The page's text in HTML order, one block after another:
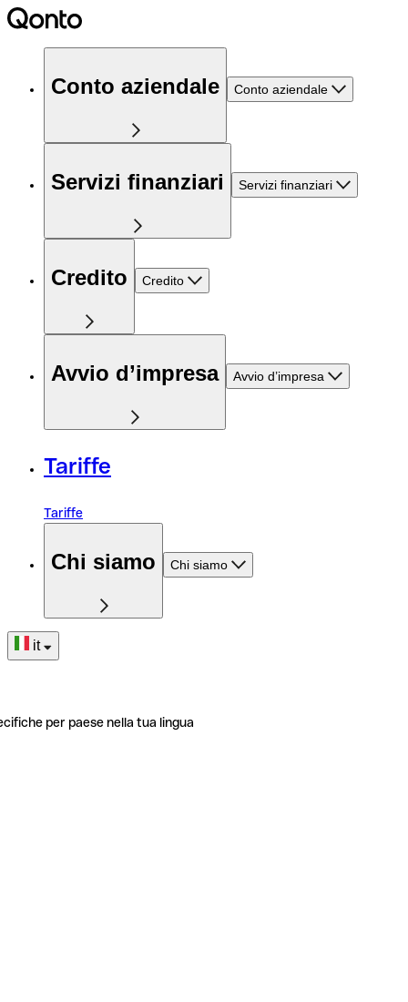
Conto aziendale Conto aziendale
Servizi finanziari Servizi finanziari
Credito Credito
Avvio d’impresa Avvio d’impresa
Tariffe
Tariffe
Chi siamo Chi siamo
it
per paese nella tua lingua